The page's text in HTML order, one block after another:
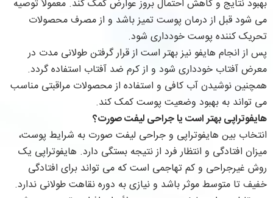
بهبود نتایج و کاهش احتمال بروز عوارض کمک کند. معمولاً توصیه
می شود قبل از درمان پوست تمیز باشد و از مصرف محصولات
تحریک کننده پوست خودداری شود.
پس از انجام هایفو نیز بهتر است از قرار گرفتن طولانی مدت در
معرض آفتاب خودداری شود و از کرم ضد آفتاب استفاده گردد.
همچنین نوشیدن آب کافی و استفاده از محصولات مراقبتی مناسب
می تواند به بهبود وضعیت پوست کمک کند.
هایفوتراپی بهتر است یا جراحی لیفت صورت؟
انتخاب بین هایفوتراپی و جراحی لیفت صورت به شرایط پوست،
میزان افتادگی و انتظار فرد از نتیجه بستگی دارد. هایفوتراپی یک
روش غیرجراحی و کم تهاجمی است که می تواند برای افتادگی
خفیف تا متوسط موثر باشد و نیازی به دوره نقاهت طولانی ندارد.